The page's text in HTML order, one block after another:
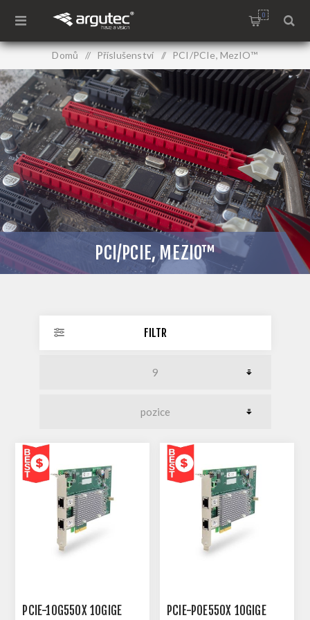
0
Domů / Příslušenství / PCI/PCIe, MezIO™
PCI/PCIE, MEZIO™
FILTR
PCIE-10G550X 10GIGE PCIE-POE550X 10GIGE